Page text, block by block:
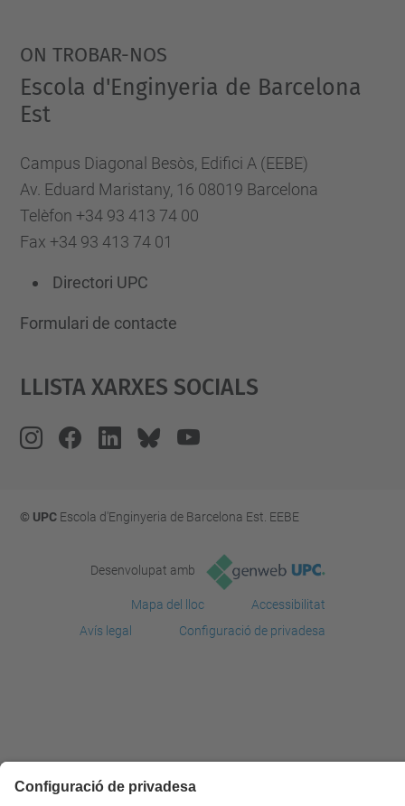
ON TROBAR-NOS
Escola d'Enginyeria de Barcelona
Est
Campus Diagonal Besòs, Edifici A (EEBE)
Av. Eduard Maristany, 16 08019 Barcelona
Telèfon +34 93 413 74 00
Fax +34 93 413 74 01
Directori UPC
Formulari de contacte
Llista Xarxes Socials
© UPCEscola d'Enginyeria de Barcelona Est. EEBE
Desenvolupat amb
Mapa del lloc
Accessibilitat
Avís legal
Configuració de privadesa